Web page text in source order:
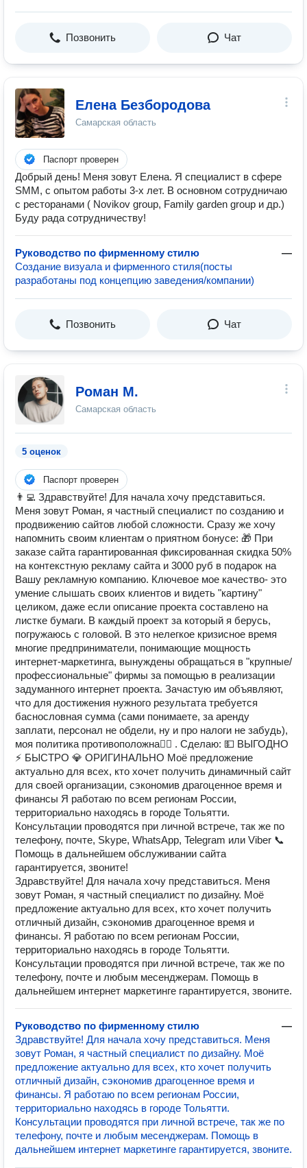
Позвонить Чат
Елена Безбородова
Самарская область
Паспорт проверен
Добрый день! Меня зовут Елена. Я специалист в сфере
SMM, с опытом работы 3-х лет. В основном сотрудничаю
с ресторанами ( Novikov group, Family garden group и др.)
Буду рада сотрудничеству!
Руководство по фирменному стилю
—
Создание визуала и фирменного стиля(посты
разработаны под концепцию заведения/компании)
Позвонить Чат
Роман М.
Самарская область
5 оценок
Паспорт проверен
👨‍💻 Здравствуйте! Для начала хочу представиться.
Меня зовут Роман, я частный специалист по созданию и
продвижению сайтов любой сложности. Сразу же хочу
напомнить своим клиентам о приятном бонусе: 🎁 При
заказе сайта гарантированная фиксированная скидка 50%
на контекстную рекламу сайта и 3000 руб в подарок на
Вашу рекламную компанию. Ключевое мое качество- это
умение слышать своих клиентов и видеть "картину"
целиком, даже если описание проекта составлено на
листке бумаги. В каждый проект за который я берусь,
погружаюсь с головой. В это нелегкое кризисное время
многие предприниматели, понимающие мощность
интернет-маркетинга, вынуждены обращаться в "крупные/
профессиональные" фирмы за помощью в реализации
задуманного интернет проекта. Зачастую им объявляют,
что для достижения нужного результата требуется
баснословная сумма (сами понимаете, за аренду
заплати, персонал не обдели, ну и про налоги не забудь),
моя политика противоположна🙅‍♂️ . Сделаю: 💵 ВЫГОДНО
⚡ БЫСТРО 💎 ОРИГИНАЛЬНО Моё предложение
актуально для всех, кто хочет получить динамичный сайт
для своей организации, сэкономив драгоценное время и
финансы Я работаю по всем регионам России,
территориально находясь в городе Тольятти.
Консультации проводятся при личной встрече, так же по
телефону, почте, Skype, WhatsApp, Telegram или Viber 📞
Помощь в дальнейшем обслуживании сайта
гарантируется, звоните!
Здравствуйте! Для начала хочу представиться. Меня
зовут Роман, я частный специалист по дизайну. Моё
предложение актуально для всех, кто хочет получить
отличный дизайн, сэкономив драгоценное время и
финансы. Я работаю по всем регионам России,
территориально находясь в городе Тольятти.
Консультации проводятся при личной встрече, так же по
телефону, почте и любым месенджерам. Помощь в
дальнейшем интернет маркетинге гарантируется, звоните.
Руководство по фирменному стилю
—
Здравствуйте! Для начала хочу представиться. Меня
зовут Роман, я частный специалист по дизайну. Моё
предложение актуально для всех, кто хочет получить
отличный дизайн, сэкономив драгоценное время и
финансы. Я работаю по всем регионам России,
территориально находясь в городе Тольятти.
Консультации проводятся при личной встрече, так же по
телефону, почте и любым месенджерам. Помощь в
дальнейшем интернет маркетинге гарантируется, звоните.